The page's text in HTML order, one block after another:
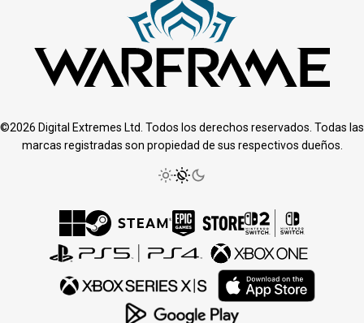
©2026 Digital Extremes Ltd. Todos los derechos reservados. Todas las
marcas registradas son propiedad de sus respectivos dueños.